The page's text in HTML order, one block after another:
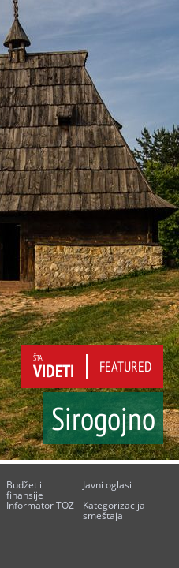
ŠTA
VIDETI FEATURED
Sirogojno
Budžet i
finansije
Javni oglasi
Informator TOZ Kategorizacija
smeštaja